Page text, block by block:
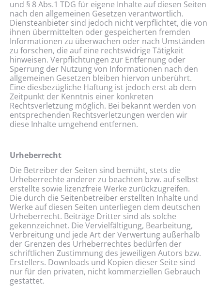
und § 8 Abs.1 TDG für eigene Inhalte auf diesen Seiten
nach den allgemeinen Gesetzen verantwortlich.
Diensteanbieter sind jedoch nicht verpflichtet, die von
ihnen übermittelten oder gespeicherten fremden
Informationen zu überwachen oder nach Umständen
zu forschen, die auf eine rechtswidrige Tätigkeit
hinweisen. Verpflichtungen zur Entfernung oder
Sperrung der Nutzung von Informationen nach den
allgemeinen Gesetzen bleiben hiervon unberührt.
Eine diesbezügliche Haftung ist jedoch erst ab dem
Zeitpunkt der Kenntnis einer konkreten
Rechtsverletzung möglich. Bei bekannt werden von
entsprechenden Rechtsverletzungen werden wir
diese Inhalte umgehend entfernen.
Urheberrecht
Die Betreiber der Seiten sind bemüht, stets die
Urheberrechte anderer zu beachten bzw. auf selbst
erstellte sowie lizenzfreie Werke zurückzugreifen.
Die durch die Seitenbetreiber erstellten Inhalte und
Werke auf diesen Seiten unterliegen dem deutschen
Urheberrecht. Beiträge Dritter sind als solche
gekennzeichnet. Die Vervielfältigung, Bearbeitung,
Verbreitung und jede Art der Verwertung außerhalb
der Grenzen des Urheberrechtes bedürfen der
schriftlichen Zustimmung des jeweiligen Autors bzw.
Erstellers. Downloads und Kopien dieser Seite sind
nur für den privaten, nicht kommerziellen Gebrauch
gestattet.